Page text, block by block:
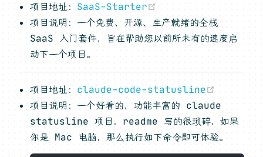
项目地址： SaaS-Starter
项目说明：一个免费、开源、生产就绪的全栈
SaaS 入门套件，旨在帮助您以前所未有的速度启
动下一个项目。
项目地址： claude-code-statusline
项目说明：一个好看的，功能丰富的 claude
statusline 项目，readme 写的很琐碎，如果
你是 Mac 电脑，那么执行如下命令即可体验。